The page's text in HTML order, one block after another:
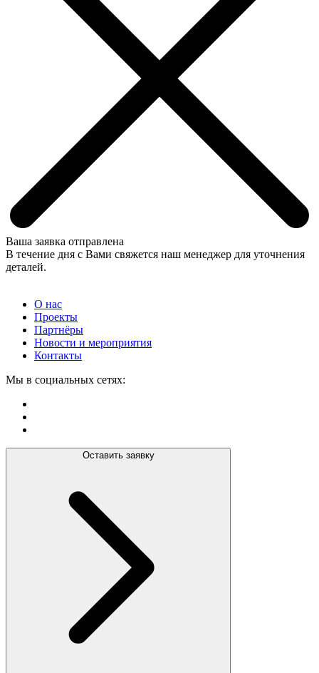
Ваша заявка отправлена
В течение дня с Вами свяжется наш менеджер для уточнения
деталей.
О нас
Проекты
Партнёры
Новости и мероприятия
Контакты
Мы в социальных сетях:
Оставить заявку